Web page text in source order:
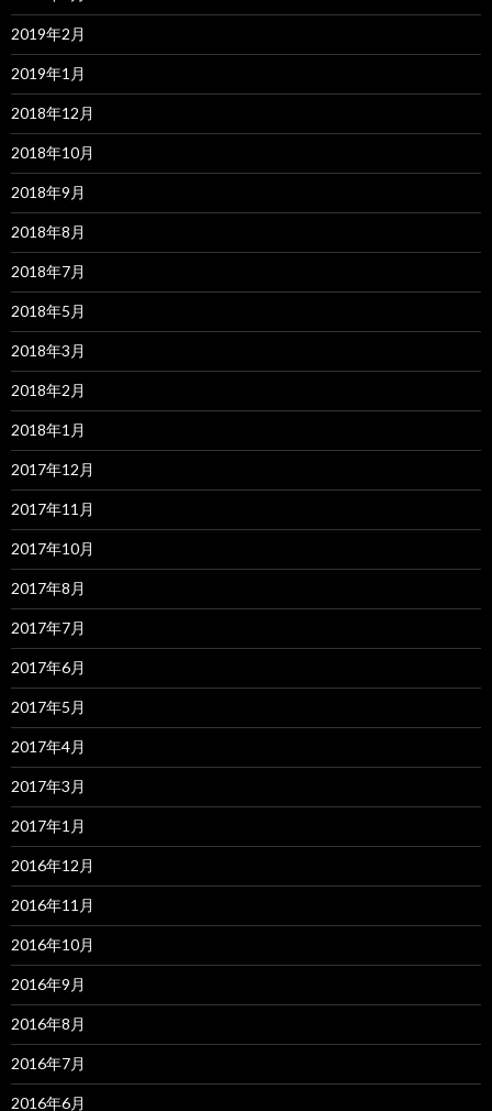
2019年2月
2019年1月
2018年12月
2018年10月
2018年9月
2018年8月
2018年7月
2018年5月
2018年3月
2018年2月
2018年1月
2017年12月
2017年11月
2017年10月
2017年8月
2017年7月
2017年6月
2017年5月
2017年4月
2017年3月
2017年1月
2016年12月
2016年11月
2016年10月
2016年9月
2016年8月
2016年7月
2016年6月